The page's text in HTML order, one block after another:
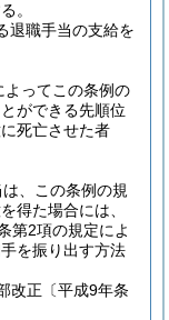
。
退職手当の支給を
よってこの条例の
ができる先順位
死亡させた者
、この条例の規
得た場合には、
第2項の規定によ
を振り出す方法
改正〔平成9年条